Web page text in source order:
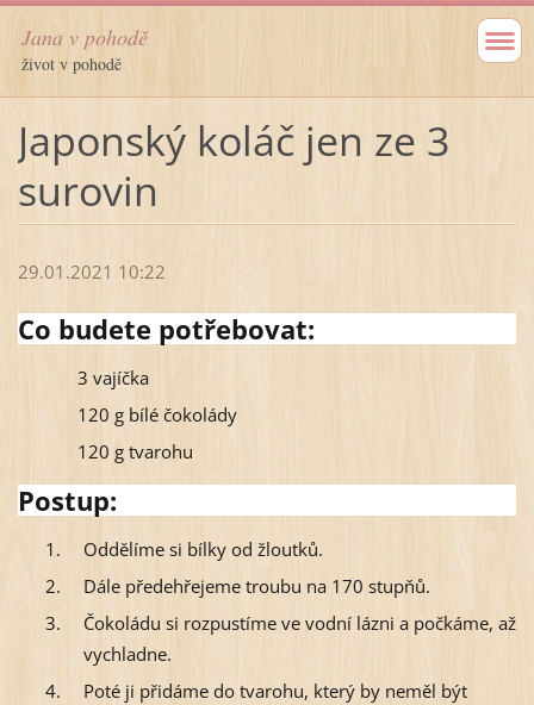
Jana v pohodě
život v pohodě
Japonský koláč jen ze 3
surovin
29.01.2021 10:22
Co budete potřebovat:
3 vajíčka
120 g bílé čokolády
120 g tvarohu
Postup:
Oddělíme si bílky od žloutků.
Dále předehřejeme troubu na 170 stupňů.
Čokoládu si rozpustíme ve vodní lázni a počkáme, až
vychladne.
Poté ji přidáme do tvarohu, který by neměl být